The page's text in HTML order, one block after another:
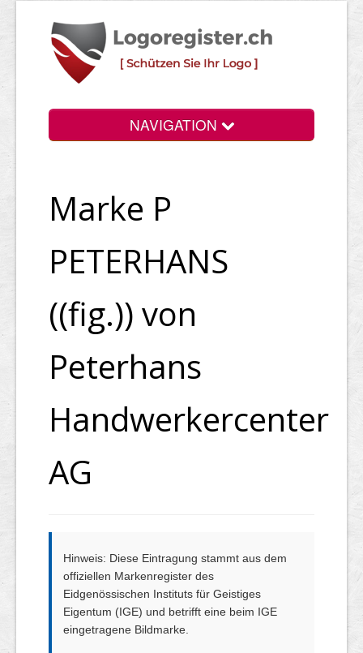
NAVIGATION
Login
Preise
Rechtliche Infos
Marke P
PETERHANS
((fig.)) von
Peterhans
Handwerkercenter
AG
Hinweis: Diese Eintragung stammt aus dem
offiziellen Markenregister des
Eidgenössischen Instituts für Geistiges
Eigentum (IGE) und betrifft eine beim IGE
eingetragene Bildmarke.